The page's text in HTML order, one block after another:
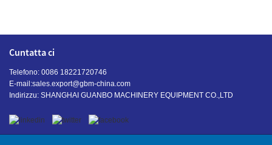
Cuntatta ci
Telefono: 0086 18221720746
E-mail:sales.export@gbm-china.com
Indirizzu: SHANGHAI GUANBO MACHINERY EQUIPMENT CO.,LTD